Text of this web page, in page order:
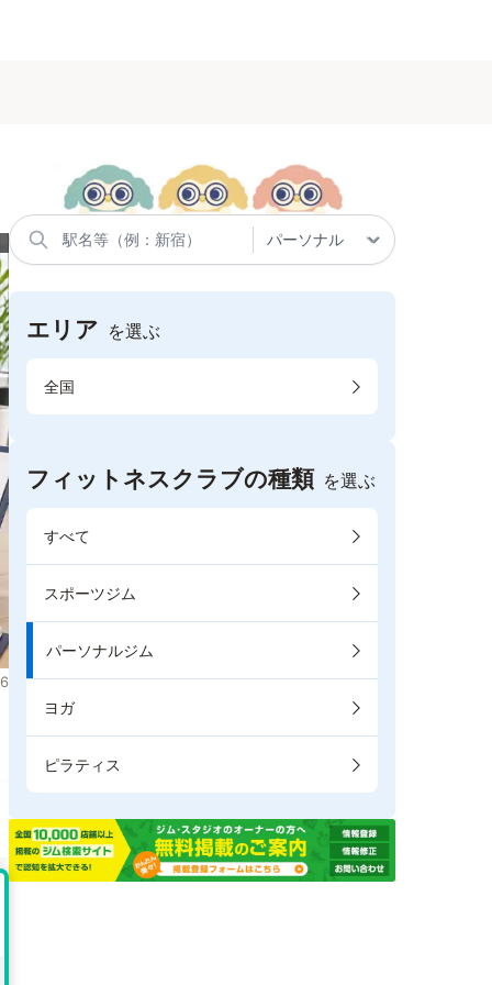
エリア を選ぶ
全国
フィットネスクラブの種類 を選ぶ
すべて
スポーツジム
パーソナルジム
ヨガ
ピラティス